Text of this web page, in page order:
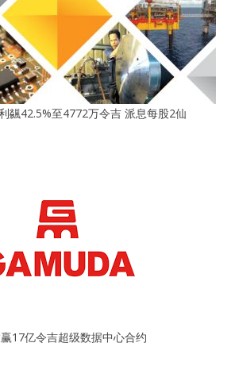
飊42.5%至4772万令吉 派息每股2仙
17亿令吉超级数据中心合约